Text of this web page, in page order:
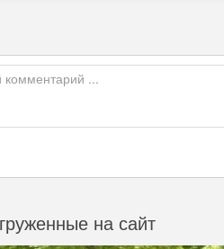
на сайт